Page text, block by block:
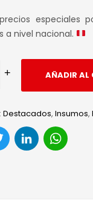
especiales
a nivel nacional.
AÑADIR AL
Destacados, Insumos,
Twitter